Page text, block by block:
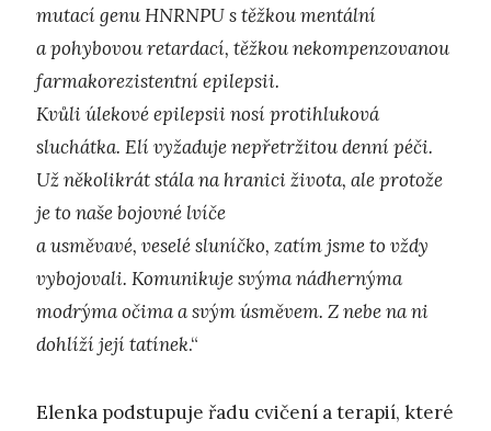
mutací genu HNRNPU s těžkou mentální
a pohybovou retardací, těžkou nekompenzovanou
farmakorezistentní epilepsii.
Kvůli úlekové epilepsii nosí protihluková
sluchátka. Elí vyžaduje nepřetržitou denní péči.
Už několikrát stála na hranici života, ale protože
je to naše bojovné lvíče
a usměvavé, veselé sluníčko, zatím jsme to vždy
vybojovali. Komunikuje svýma nádhernýma
modrýma očima a svým úsměvem. Z nebe na ni
dohlíží její tatínek.“
Elenka podstupuje řadu cvičení a terapií, které